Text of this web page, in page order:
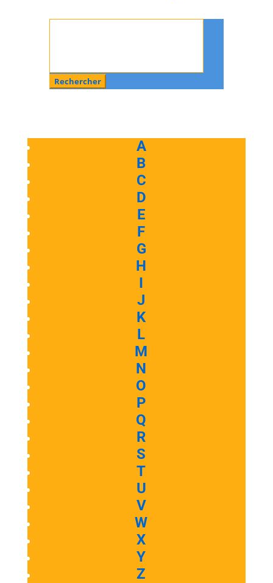
A
B
C
D
E
F
G
H
I
J
K
L
M
N
O
P
Q
R
S
T
U
V
W
X
Y
Z